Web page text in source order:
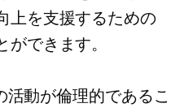
上を支援するための
できます。
活動が倫理的であるこ